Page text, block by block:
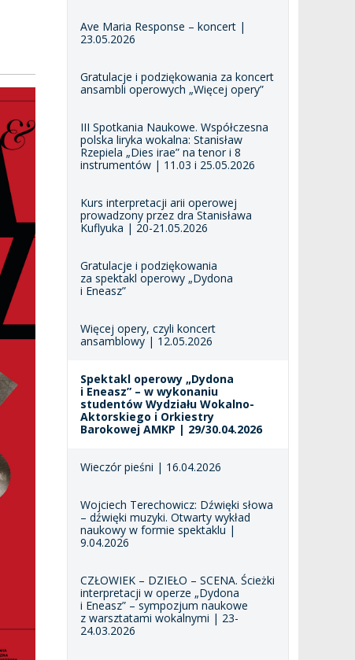
Ave Maria Response – koncert |
23.05.2026
Gratulacje i podziękowania za koncert
ansambli operowych „Więcej opery”
III Spotkania Naukowe. Współczesna
polska liryka wokalna: Stanisław
Rzepiela „Dies irae” na tenor i 8
instrumentów | 11.03 i 25.05.2026
Kurs interpretacji arii operowej
prowadzony przez dra Stanisława
Kuflyuka | 20-21.05.2026
Gratulacje i podziękowania
za spektakl operowy „Dydona
i Eneasz”
Więcej opery, czyli koncert
ansamblowy | 12.05.2026
Spektakl operowy „Dydona
i Eneasz” – w wykonaniu
studentów Wydziału Wokalno-
Aktorskiego i Orkiestry
Barokowej AMKP | 29/30.04.2026
Wieczór pieśni | 16.04.2026
Wojciech Terechowicz: Dźwięki słowa
– dźwięki muzyki. Otwarty wykład
naukowy w formie spektaklu |
9.04.2026
CZŁOWIEK – DZIEŁO – SCENA. Ścieżki
interpretacji w operze „Dydona
i Eneasz” – sympozjum naukowe
z warsztatami wokalnymi | 23-
24.03.2026